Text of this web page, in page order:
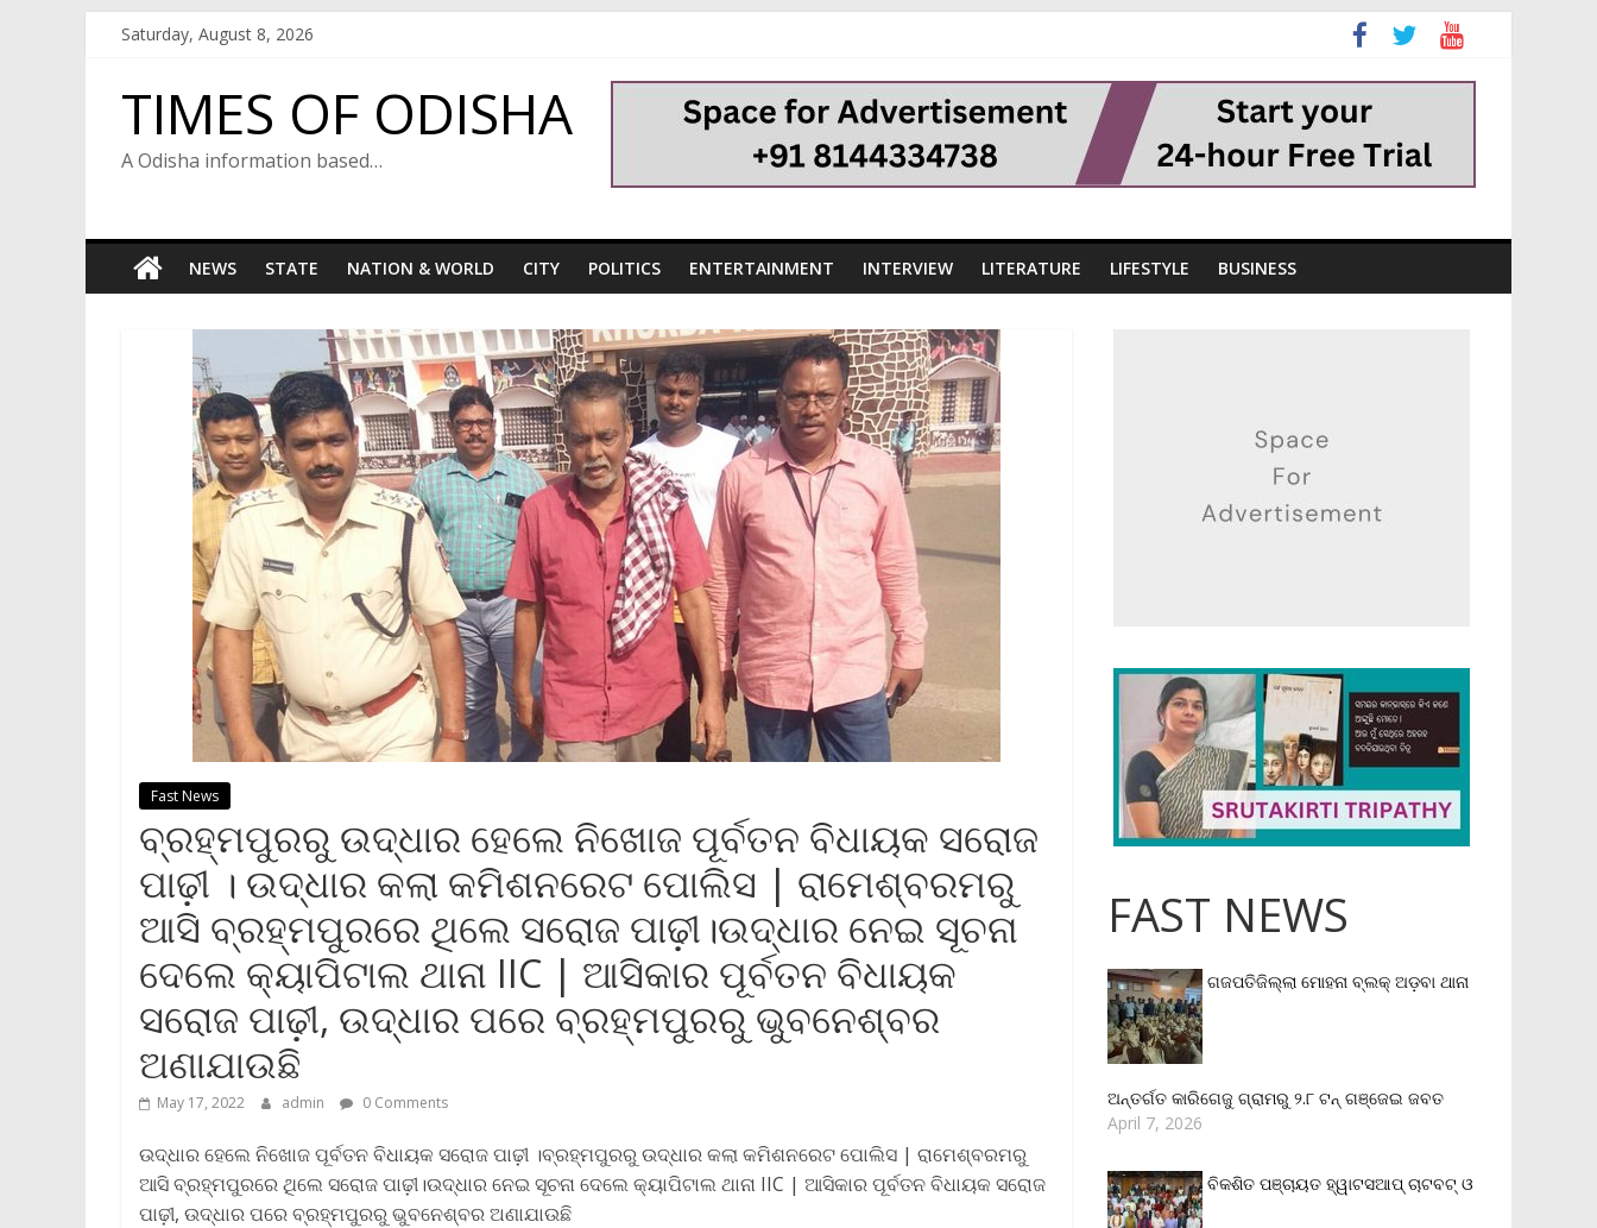
Saturday, August 8, 2026
TIMES OF ODISHA
A Odisha information based…
NEWS STATE NATION & WORLD CITY POLITICS ENTERTAINMENT INTERVIEW LITERATURE LIFESTYLE BUSINESS
Fast News
ବ୍ରହ୍ମପୁରରୁ ଉଦ୍ଧାର ହେଲେ ନିଖୋଜ ପୂର୍ବତନ ବିଧାୟକ ସରୋଜ
ପାଢ଼ୀ । ଉଦ୍ଧାର କଲା କମିଶନରେଟ ପୋଲିସ | ରାମେଶ୍ବରମରୁ
ଆସି ବ୍ରହ୍ମପୁରରେ ଥିଲେ ସରୋଜ ପାଢ଼ୀ।ଉଦ୍ଧାର ନେଇ ସୂଚନା
ଦେଲେ କ୍ୟାପିଟାଲ ଥାନା IIC | ଆସିକାର ପୂର୍ବତନ ବିଧାୟକ
ସରୋଜ ପାଢ଼ୀ, ଉଦ୍ଧାର ପରେ ବ୍ରହ୍ମପୁରରୁ ଭୁବନେଶ୍ବର
ଅଣାଯାଉଛି
May 17, 2022 admin 0 Comments
ଉଦ୍ଧାର ହେଲେ ନିଖୋଜ ପୂର୍ବତନ ବିଧାୟକ ସରୋଜ ପାଢ଼ୀ ।ବ୍ରହ୍ମପୁରରୁ ଉଦ୍ଧାର କଲା କମିଶନରେଟ ପୋଲିସ | ରାମେଶ୍ବରମରୁ
ଆସି ବ୍ରହ୍ମପୁରରେ ଥିଲେ ସରୋଜ ପାଢ଼ୀ।ଉଦ୍ଧାର ନେଇ ସୂଚନା ଦେଲେ କ୍ୟାପିଟାଲ ଥାନା IIC | ଆସିକାର ପୂର୍ବତନ ବିଧାୟକ ସରୋଜ
ପାଢ଼ୀ, ଉଦ୍ଧାର ପରେ ବ୍ରହ୍ମପୁରରୁ ଭୁବନେଶ୍ବର ଅଣାଯାଉଛି
FAST NEWS
ଗଜପତିଜିଲ୍ଲା ମୋହନା ବ୍ଲକ୍‌ ଅଡ଼ବା ଥାନା
ଅନ୍ତର୍ଗତ କାରିଗେଜୁ ଗ୍ରାମରୁ ୨.୮ ଟନ୍ ଗଞ୍ଜେଇ ଜବତ
April 7, 2026
ବିକଶିତ ପଞ୍ଚାୟତ ହ୍ୱାଟସଆପ୍ ଚାଟବଟ୍ ଓ